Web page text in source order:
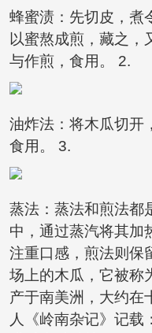
蜂蜜渍：先切皮，煮
以蜜熬成煎，藏之，
与作煎，食用。 2.
油炸法：将木瓜切开
食用。 3.
蒸法：蒸法和煎法都
中，通过蒸汽将其加
注重口感，煎法则保
场上的木瓜，它被称
产于南美洲，大约在
人《岭南杂记》记载